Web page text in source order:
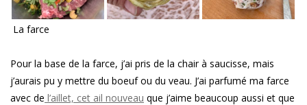
La farce
Pour la base de la farce, j’ai pris de la chair à saucisse, mais
j’aurais pu y mettre du boeuf ou du veau. J’ai parfumé ma farce
avec de l’aillet, cet ail nouveau que j’aime beaucoup aussi et que